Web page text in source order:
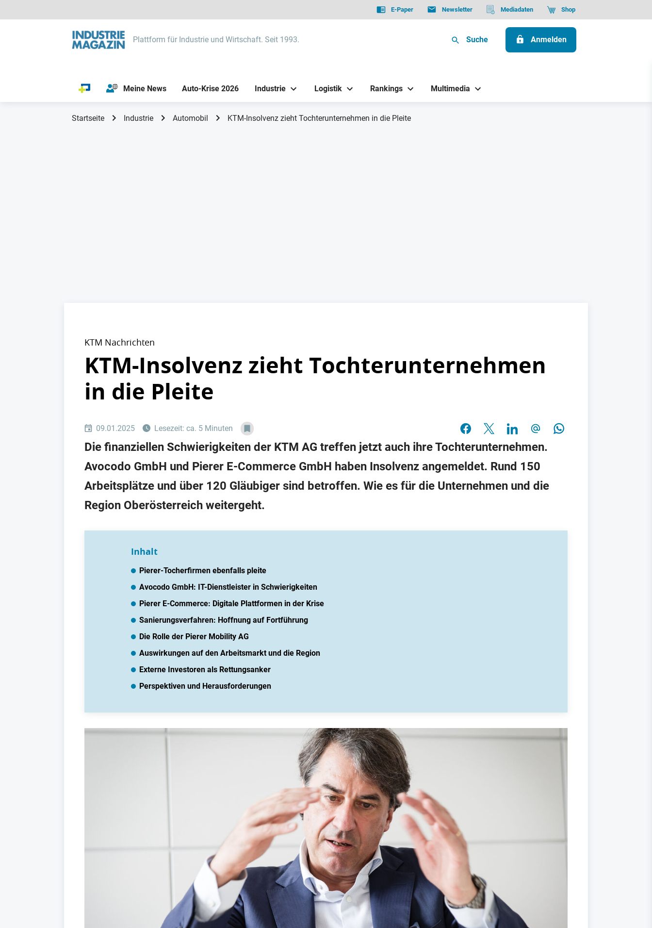
E-Paper Newsletter Mediadaten Shop
Plattform für Industrie und Wirtschaft. Seit 1993. Suche Anmelden
Meine News Auto-Krise 2026 Industrie Logistik Rankings Multimedia
Startseite Industrie Automobil KTM-Insolvenz zieht Tochterunternehmen in die Pleite
KTM Nachrichten
KTM-Insolvenz zieht Tochterunternehmen
in die Pleite
09.01.2025 Lesezeit: ca. 5 Minuten
Die finanziellen Schwierigkeiten der KTM AG treffen jetzt auch ihre Tochterunternehmen.
Avocodo GmbH und Pierer E-Commerce GmbH haben Insolvenz angemeldet. Rund 150
Arbeitsplätze und über 120 Gläubiger sind betroffen. Wie es für die Unternehmen und die
Region Oberösterreich weitergeht.
Inhalt
Pierer-Tocherfirmen ebenfalls pleite
Avocodo GmbH: IT-Dienstleister in Schwierigkeiten
Pierer E-Commerce: Digitale Plattformen in der Krise
Sanierungsverfahren: Hoffnung auf Fortführung
Die Rolle der Pierer Mobility AG
Auswirkungen auf den Arbeitsmarkt und die Region
Externe Investoren als Rettungsanker
Perspektiven und Herausforderungen